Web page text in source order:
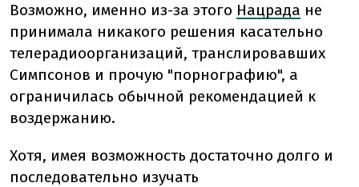
Возможно, именно из-за этого Нацрада не
принимала никакого решения касательно
телерадиоорганизаций, транслировавших
Симпсонов и прочую "порнографию", а
ограничилась обычной рекомендацией к
воздержанию.
Хотя, имея возможность достаточно долго и
последовательно изучать